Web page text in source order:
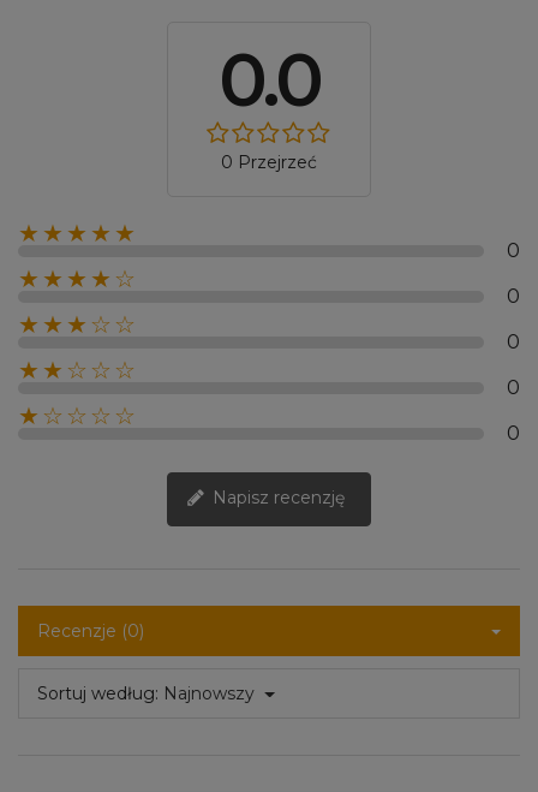
0.0
0 Przejrzeć
★★★★★
0
★★★★☆
0
★★★☆☆
0
★★☆☆☆
0
★☆☆☆☆
0
Napisz recenzję
Recenzje (0)
Sortuj według: Najnowszy